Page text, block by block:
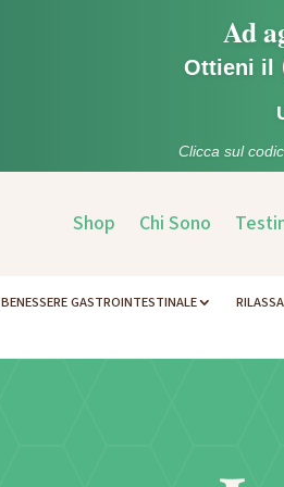
Ad
Ottieni il
Clicca sul
Shop Chi Sono
BENESSERE GASTROINTESTINALE